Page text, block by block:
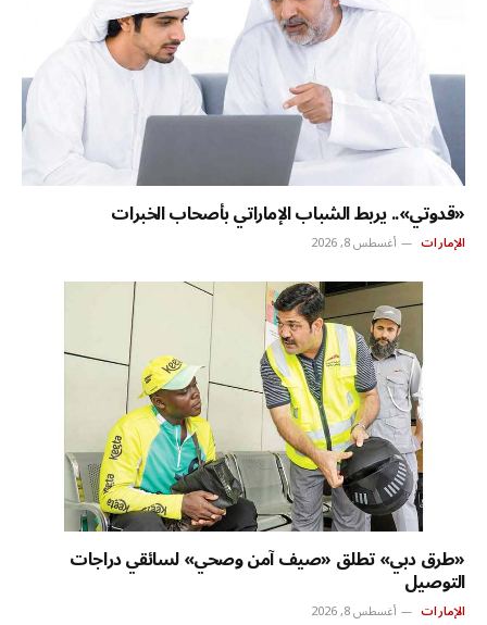
«قدوتي».. يربط الشباب الإماراتي بأصحاب الخبرات
الإمارات أغسطس 8, 2026
«طرق دبي» تطلق «صيف آمن وصحي» لسائقي دراجات
التوصيل
الإمارات أغسطس 8, 2026